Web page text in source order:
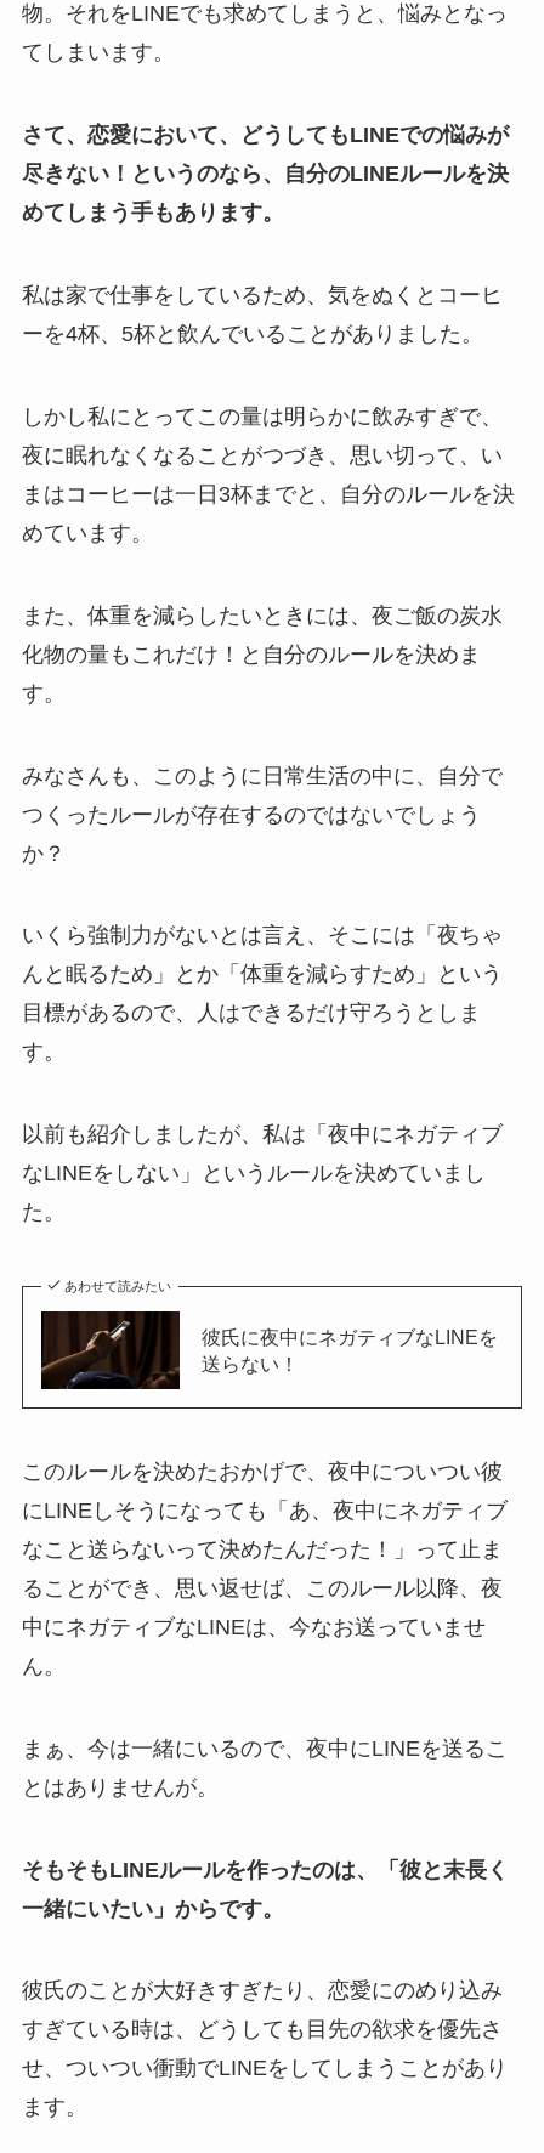
物。それをLINEでも求めてしまうと、悩みとなっ
てしまいます。
さて、恋愛において、どうしてもLINEでの悩みが
尽きない！というのなら、自分のLINEルールを決
めてしまう手もあります。
私は家で仕事をしているため、気をぬくとコーヒ
ーを4杯、5杯と飲んでいることがありました。
しかし私にとってこの量は明らかに飲みすぎで、
夜に眠れなくなることがつづき、思い切って、い
まはコーヒーは一日3杯までと、自分のルールを決
めています。
また、体重を減らしたいときには、夜ご飯の炭水
化物の量もこれだけ！と自分のルールを決めま
す。
みなさんも、このように日常生活の中に、自分で
つくったルールが存在するのではないでしょう
か？
いくら強制力がないとは言え、そこには「夜ちゃ
んと眠るため」とか「体重を減らすため」という
目標があるので、人はできるだけ守ろうとしま
す。
以前も紹介しましたが、私は「夜中にネガティブ
なLINEをしない」というルールを決めていまし
た。
あわせて読みたい
彼氏に夜中にネガティブなLINEを
送らない！
このルールを決めたおかげで、夜中についつい彼
にLINEしそうになっても「あ、夜中にネガティブ
なこと送らないって決めたんだった！」って止ま
ることができ、思い返せば、このルール以降、夜
中にネガティブなLINEは、今なお送っていませ
ん。
まぁ、今は一緒にいるので、夜中にLINEを送るこ
とはありませんが。
そもそもLINEルールを作ったのは、「彼と末長く
一緒にいたい」からです。
彼氏のことが大好きすぎたり、恋愛にのめり込み
すぎている時は、どうしても目先の欲求を優先さ
せ、ついつい衝動でLINEをしてしまうことがあり
ます。